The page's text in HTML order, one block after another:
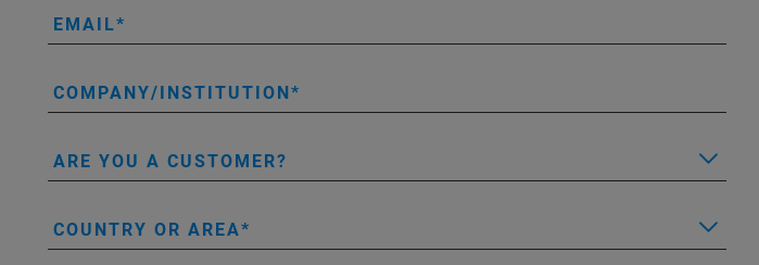
EMAIL
COMPANY/INSTITUTION
ARE YOU A CUSTOMER?
COUNTRY OR AREA